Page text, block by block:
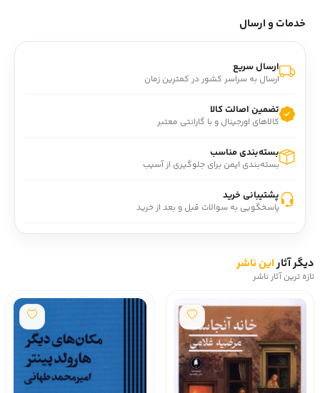
خدمات و ارسال
ارسال سریع
ارسال به سراسر کشور در کمترین زمان
تضمین اصالت کالا
کالاهای اورجینال و با گارانتی معتبر
بسته‌بندی مناسب
بسته‌بندی ایمن برای جلوگیری از آسیب
پشتیبانی خرید
پاسخگویی به سوالات قبل و بعد از خرید
دیگر آثاراین ناشر
تازه ترین آثار ناشر